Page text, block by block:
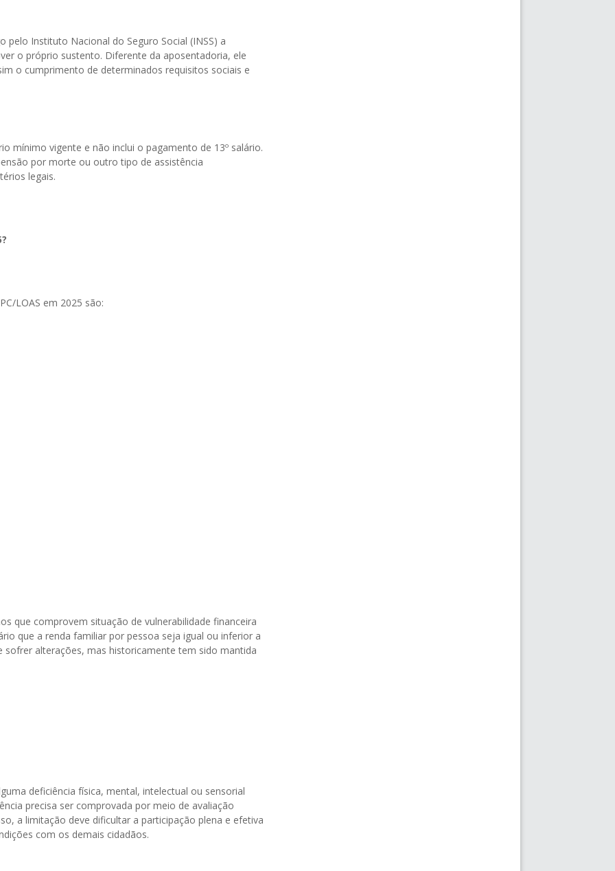
pelo Instituto Nacional do Seguro Social (INSS) a
o próprio sustento. Diferente da aposentadoria, ele
o cumprimento de determinados requisitos sociais e
mínimo vigente e não inclui o pagamento de 13º salário.
por morte ou outro tipo de assistência
legais.
LOAS em 2025 são:
que comprovem situação de vulnerabilidade financeira
que a renda familiar por pessoa seja igual ou inferior a
sofrer alterações, mas historicamente tem sido mantida
deficiência física, mental, intelectual ou sensorial
precisa ser comprovada por meio de avaliação
a limitação deve dificultar a participação plena e efetiva
com os demais cidadãos.